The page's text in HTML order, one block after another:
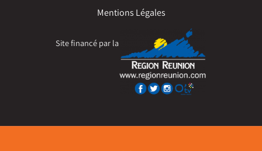
Mentions Légales
Site financé par la